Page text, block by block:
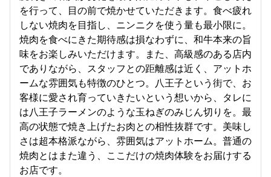
を行って、目の前で焼かせていただきます。食べ疲れ
しない焼肉を目指し、ニンニクを使う量も最小限に。
焼肉を食べにきた期待感は損なわずに、和牛本来の旨
味をお楽しみいただけます。また、高級感のある店内
でありながら、スタッフとの距離感は近く、アットホ
ームな雰囲気も特徴のひとつ。八王子という街で、お
客様に愛され育っていきたいという想いから、タレに
は八王子ラーメンのような玉ねぎのみじん切りを。最
高の状態で焼き上げたお肉との相性抜群です。美味し
さは超本格派ながら、雰囲気はアットホーム。普通の
焼肉とはまた違う、ここだけの焼肉体験をお届けする
お店です。